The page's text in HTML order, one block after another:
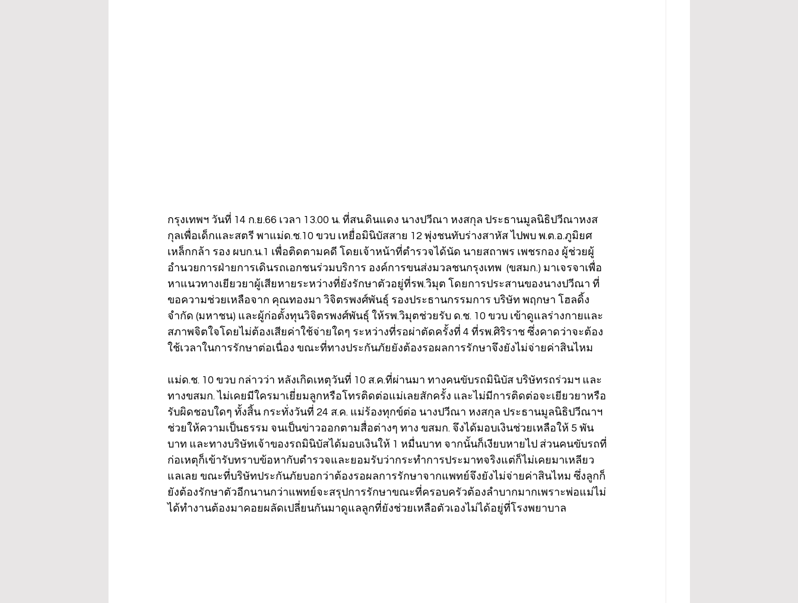
กรุงเทพฯ วันที่ 14 ก.ย.66 เวลา 13.00 น. ที่สน.ดินแดง นางปวีณา หงสกุล ประธานมูลนิธิปวีณาหงส
กุลเพื่อเด็กและสตรี พาแม่ด.ช.10 ขวบ เหยื่อมินิบัสสาย 12 พุ่งชนทับร่างสาหัส ไปพบ พ.ต.อ.ภูมิยศ
เหล็กกล้า รอง ผบก.น.1 เพื่อติดตามคดี โดยเจ้าหน้าที่ตำรวจได้นัด นายสถาพร เพชรกอง ผู้ช่วยผู้
อำนวยการฝ่ายการเดินรถเอกชนร่วมบริการ องค์การขนส่งมวลชนกรุงเทพ  (ขสมก.) มาเจรจาเพื่อ
หาแนวทางเยียวยาผู้เสียหายระหว่างที่ยังรักษาตัวอยู่ที่รพ.วิมุต โดยการประสานของนางปวีณา ที่
ขอความช่วยเหลือจาก คุณทองมา วิจิตรพงศ์พันธุ์ รองประธานกรรมการ บริษัท พฤกษา โฮลดิ้ง
จำกัด (มหาชน) และผู้ก่อตั้งทุนวิจิตรพงศ์พันธุ์ ให้รพ.วิมุตช่วยรับ ด.ช. 10 ขวบ เข้าดูแลร่างกายและ
สภาพจิตใจโดยไม่ต้องเสียค่าใช้จ่ายใดๆ ระหว่างที่รอผ่าตัดครั้งที่ 4 ที่รพ.ศิริราช ซึ่งคาดว่าจะต้อง
ใช้เวลาในการรักษาต่อเนื่อง ขณะที่ทางประกันภัยยังต้องรอผลการรักษาจึงยังไม่จ่ายค่าสินไหม
แม่ด.ช. 10 ขวบ กล่าวว่า หลังเกิดเหตุวันที่ 10 ส.ค.ที่ผ่านมา ทางคนขับรถมินิบัส บริษัทรถร่วมฯ และ
ทางขสมก. ไม่เคยมีใครมาเยี่ยมลูกหรือโทรติดต่อแม่เลยสักครั้ง และไม่มีการติดต่อจะเยียวยาหรือ
รับผิดชอบใดๆ ทั้งสิ้น กระทั่งวันที่ 24 ส.ค. แม่ร้องทุกข์ต่อ นางปวีณา หงสกุล ประธานมูลนิธิปวีณาฯ
ช่วยให้ความเป็นธรรม จนเป็นข่าวออกตามสื่อต่างๆ ทาง ขสมก. จึงได้มอบเงินช่วยเหลือให้ 5 พัน
บาท และทางบริษัทเจ้าของรถมินิบัสได้มอบเงินให้ 1 หมื่นบาท จากนั้นก็เงียบหายไป ส่วนคนขับรถที่
ก่อเหตุก็เข้ารับทราบข้อหากับตำรวจและยอมรับว่ากระทำการประมาทจริงแต่ก็ไม่เคยมาเหลียว
แลเลย ขณะที่บริษัทประกันภัยบอกว่าต้องรอผลการรักษาจากแพทย์จึงยังไม่จ่ายค่าสินไหม ซึ่งลูกก็
ยังต้องรักษาตัวอีกนานกว่าแพทย์จะสรุปการรักษาขณะที่ครอบครัวต้องลำบากมากเพราะพ่อแม่ไม่
ได้ทำงานต้องมาคอยผลัดเปลี่ยนกันมาดูแลลูกที่ยังช่วยเหลือตัวเองไม่ได้อยู่ที่โรงพยาบาล